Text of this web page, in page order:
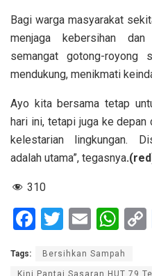
Bagi warga masyarakat
menjaga kebersihan
semangat gotong-
mendukung, menikmati
Ayo kita bersama tetap
hari ini, tetapi juga ke depan
kelestarian lingkungan.
adalah utama”, tegasnya
310
F
ce
T
tt
E
ail
W
at
Tags: Bersihkan Sampah
Kini Pantai Sasaran HUT 79